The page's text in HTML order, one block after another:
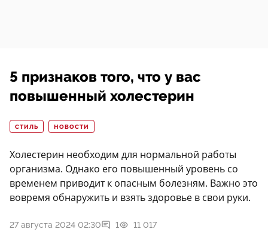
5 признаков того, что у вас
повышенный холестерин
СТИЛЬ НОВОСТИ
Холестерин необходим для нормальной работы
организма. Однако его повышенный уровень со
временем приводит к опасным болезням. Важно это
вовремя обнаружить и взять здоровье в свои руки.
27 августа 2024 02:30 1 11 017